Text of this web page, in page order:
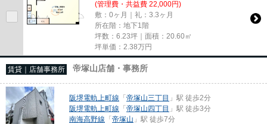
(管理費・共益費 22,000円)
敷：0ヶ月｜礼：3.3ヶ月
所在階：地下1階
坪数：6.23坪｜面積：20.60㎡
坪単価： 2.38万円
賃貸｜店舗事務所 帝塚山店舗・事務所
阪堺電軌上町線 「帝塚山三丁目 」駅 徒歩2分
阪堺電軌上町線 「帝塚山四丁目 」駅 徒歩3分
南海高野線 「帝塚山 」駅 徒歩7分